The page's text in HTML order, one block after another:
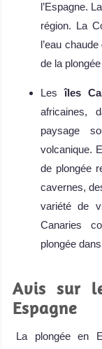
l’Espagne.
région. La
l’eau
de la plongée
Lesîles
africaines,
paysage
volcanique.
de plongée
cavernes,
variété de
Canaries
plongée
Avis sur
Espagne
La plongée en